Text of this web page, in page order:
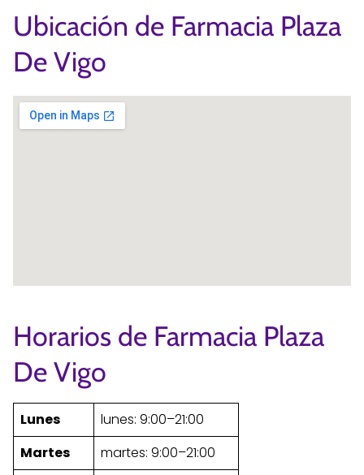
Ubicación de Farmacia Plaza
De Vigo
Horarios de Farmacia Plaza
De Vigo
Lunes
lunes: 9:00–21:00
Martes
martes: 9:00–21:00